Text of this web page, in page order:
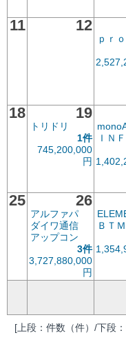
11
12
ｐｒ
18 19
トリドリ
1件
745,200,000
円
ＩＮ
25 26
アルファパ
ダイワ通信
アップコン
3件
3,727,880,000
円
ＢＴＭ
[上段：件数（件）/下段